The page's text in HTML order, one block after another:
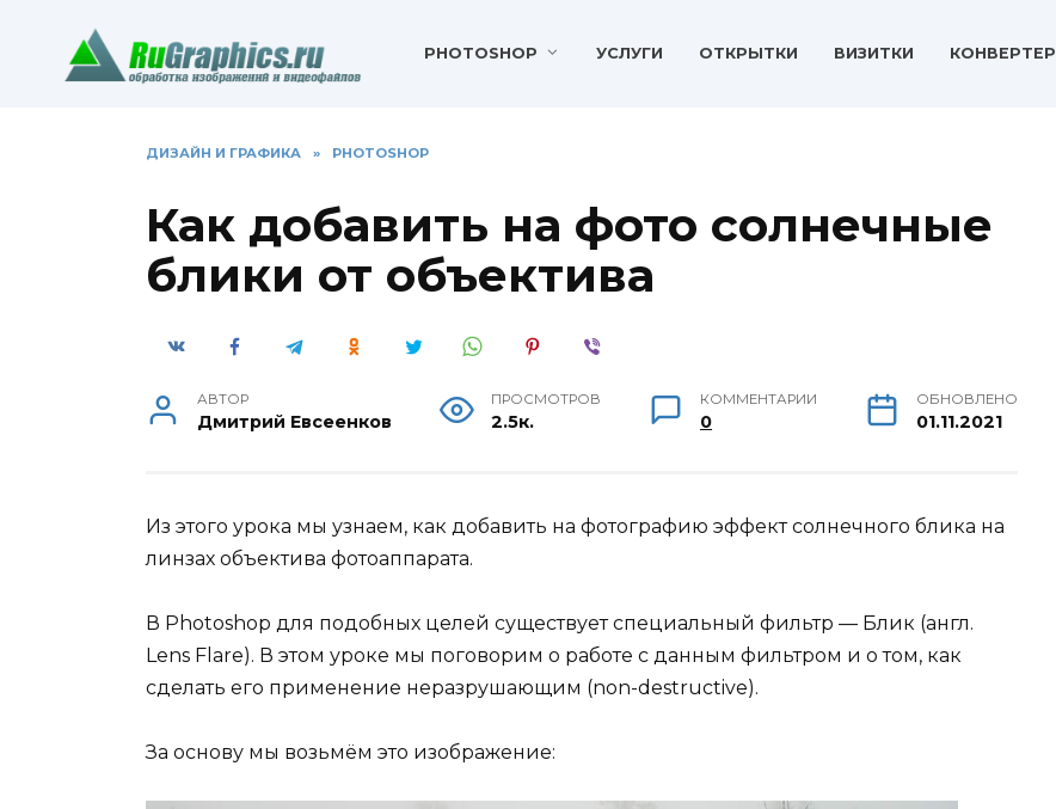
содержанию
PHOTOSHOP УСЛУГИ ОТКРЫТКИ ВИЗИТКИ КОНВЕРТЕР
ДИЗАЙН И ГРАФИКА » PHOTOSHOP
Как добавить на фото солнечные
блики от объектива
АВТОР
Дмитрий Евсеенков
ПРОСМОТРОВ
2.5к.
КОММЕНТАРИИ
0
ОБНОВЛЕНО
01.11.2021
Из этого урока мы узнаем, как добавить на фотографию эффект солнечного блика на
линзах объектива фотоаппарата.
В Photoshop для подобных целей существует специальный фильтр — Блик (англ.
Lens Flare). В этом уроке мы поговорим о работе с данным фильтром и о том, как
сделать его применение неразрушающим (non-destructive).
За основу мы возьмём это изображение: